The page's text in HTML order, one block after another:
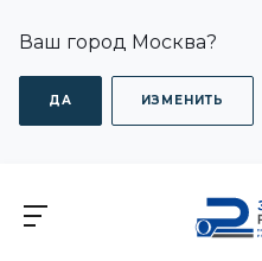
Ваш город Москва?
ДА ИЗМЕНИТЬ